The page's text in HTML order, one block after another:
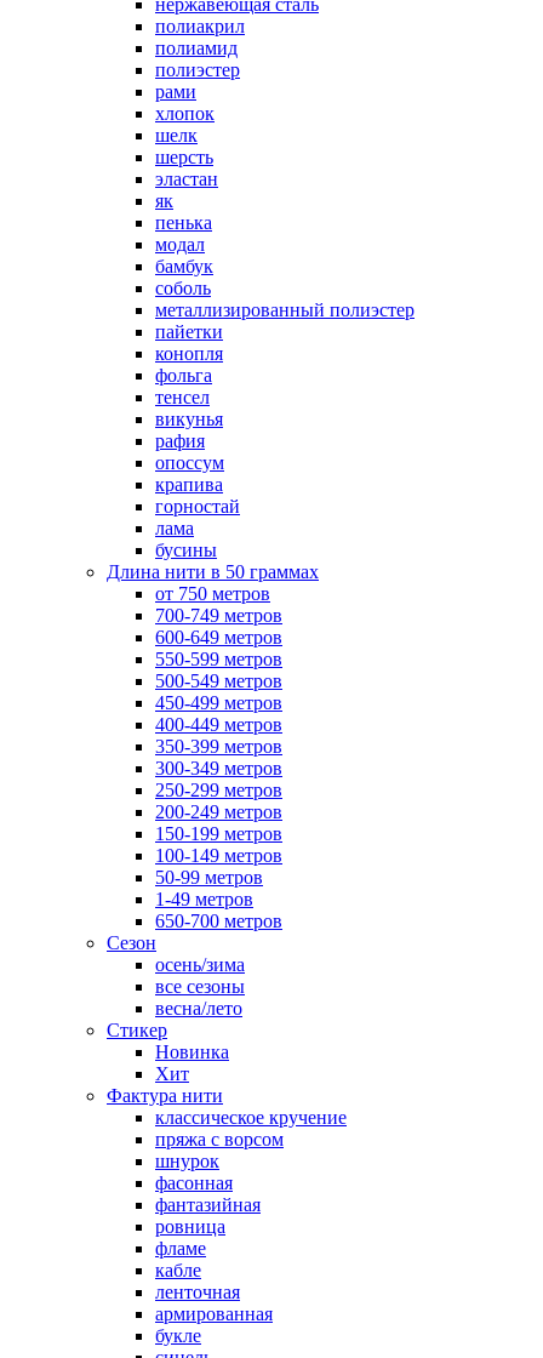
нержавеющая сталь
полиакрил
полиамид
полиэстер
рами
хлопок
шелк
шерсть
эластан
як
пенька
модал
бамбук
соболь
металлизированный полиэстер
пайетки
конопля
фольга
тенсел
викунья
рафия
опоссум
крапива
горностай
лама
бусины
Длина нити в 50 граммах
от 750 метров
700-749 метров
600-649 метров
550-599 метров
500-549 метров
450-499 метров
400-449 метров
350-399 метров
300-349 метров
250-299 метров
200-249 метров
150-199 метров
100-149 метров
50-99 метров
1-49 метров
650-700 метров
Сезон
осень/зима
все сезоны
весна/лето
Стикер
Новинка
Хит
Фактура нити
классическое кручение
пряжа с ворсом
шнурок
фасонная
фантазийная
ровница
фламе
кабле
ленточная
армированная
букле